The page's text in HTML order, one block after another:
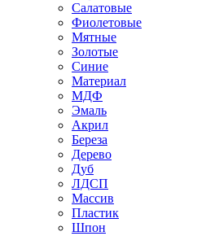
Салатовые
Фиолетовые
Мятные
Золотые
Синие
Материал
МДФ
Эмаль
Акрил
Береза
Дерево
Дуб
ЛДСП
Массив
Пластик
Шпон